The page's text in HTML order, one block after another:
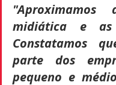
"Aproximamos
midiática e as
Constatamos
parte dos
pequeno e